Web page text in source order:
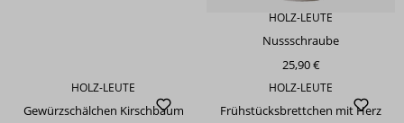
HOLZ-LEUTE
Nussschraube
25,90 €
HOLZ-LEUTE
Gewürzschälchen Kirschbaum
HOLZ-LEUTE
Frühstücksbrettchen mit Herz